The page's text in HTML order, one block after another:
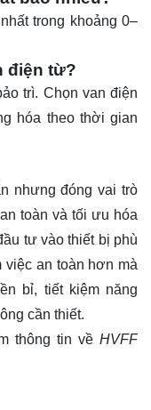
trong khoảng 0–
điện từ?
trì. Chọn van điện
hóa theo thời gian
nhưng đóng vai trò
toàn và tối ưu hóa
tư vào thiết bị phù
việc an toàn hơn mà
bỉ, tiết kiệm năng
cần thiết.
thông tin vềHVFF